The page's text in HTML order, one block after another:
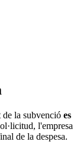
de la subvenció es
l'empresa
de la despesa.